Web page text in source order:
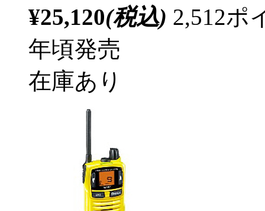
¥25,120(税込) 2,512ポ
年頃発売
在庫あり